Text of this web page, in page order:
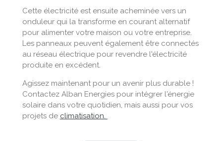
Cette électricité est ensuite acheminée vers un
onduleur qui la transforme en courant alternatif
pour alimenter votre maison ou votre entreprise.
Les panneaux peuvent également être connectés
au réseau électrique pour revendre l'électricité
produite en excédent.
Agissez maintenant pour un avenir plus durable !
Contactez Alban Energies pour intégrer l'énergie
solaire dans votre quotidien, mais aussi pour vos
projets de climatisation.